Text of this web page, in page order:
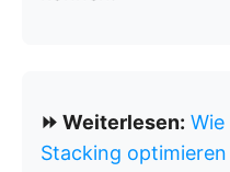
⏩ Weiterlesen:
Stacking